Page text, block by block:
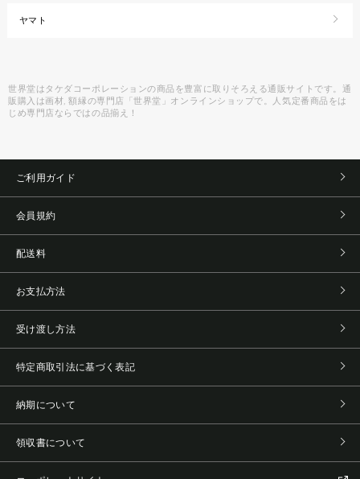
ヤマト
世界堂はタケダコーポレーションの商品を豊富に取りそろえる通販サイトです。通
販購入は画材, 額縁の専門店「世界堂」オンラインショップで。人気定番商品をは
じめ専門店ならではの品揃え！
ご利用ガイド
会員規約
配送料
お支払方法
受け渡し方法
特定商取引法に基づく表記
納期について
領収書について